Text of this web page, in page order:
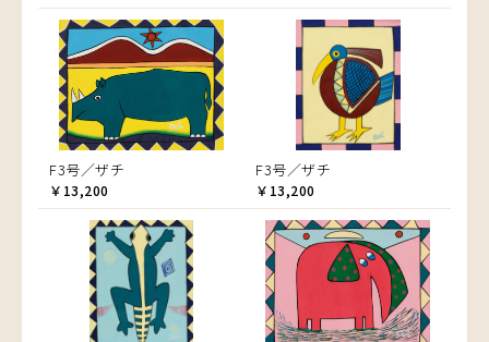
F3号／ザチ
￥13,200
F3号／ザチ
￥13,200